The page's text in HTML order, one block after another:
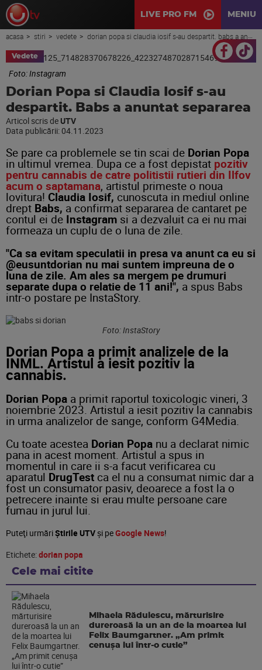
LIVE PRO FM MENIU
acasa stiri vedete dorian popa si claudia iosif s-au despartit. babs a anuntat separarea
Vedete
Foto: Instagram
Dorian Popa si Claudia Iosif s-au
despartit. Babs a anuntat separarea
Articol scris de UTV
Data publicării: 04.11.2023
Se pare ca problemele se tin scai de Dorian Popa
in ultimul vremea. Dupa ce a fost depistat pozitiv
pentru cannabis de catre politistii rutieri din Ilfov
acum o saptamana, artistul primeste o noua
lovitura! Claudia Iosif, cunoscuta in mediul online
drept Babs, a confirmat separarea de cantaret pe
contul ei de Instagram si a dezvaluit ca ei nu mai
formeaza un cuplu de o luna de zile.
"Ca sa evitam speculatii in presa va anunt ca eu si
@eusuntdorian nu mai suntem impreuna de o
luna de zile. Am ales sa mergem pe drumuri
separate dupa o relatie de 11 ani!", a spus Babs
intr-o postare pe InstaStory.
Foto: InstaStory
Dorian Popa a primit analizele de la
INML. Artistul a iesit pozitiv la
cannabis.
Dorian Popa a primit raportul toxicologic vineri, 3
noiembrie 2023. Artistul a iesit pozitiv la cannabis
in urma analizelor de sange, conform G4Media.
Cu toate acestea Dorian Popa nu a declarat nimic
pana in acest moment. Artistul a spus in
momentul in care ii s-a facut verificarea cu
aparatul DrugTest ca el nu a consumat nimic dar a
fost un consumator pasiv, deoarece a fost la o
petrecere inainte si erau multe persoane care
fumau in jurul lui.
Puteţi urmăriȘtirile UTVşi peGoogle News!
Etichete:dorian popa
Cele mai citite
Mihaela Rădulescu, mărturisire
dureroasă la un an de la moartea lui
Felix Baumgartner. „Am primit
cenușa lui într-o cutie”